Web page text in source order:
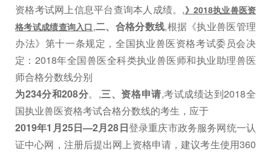
资格考试网上信息平台查询本人成绩。,》2018执业兽医资
格考试成绩查询入口 ,二、合格分数线,根据《执业兽医管理
办法》第十一条规定，全国执业兽医资格考试委员会决
定：2018年全国兽医全科类执业兽医师和执业助理兽医
师合格分数线分别
为234分和208分。,三、资格申请,考试成绩达到2018全
国执业兽医资格考试合格分数线的考生，应于
2019年1月25日—2月28日登录重庆市政务服务网统一认
证中心网，注册后提出网上资格申请，建议考生使用360